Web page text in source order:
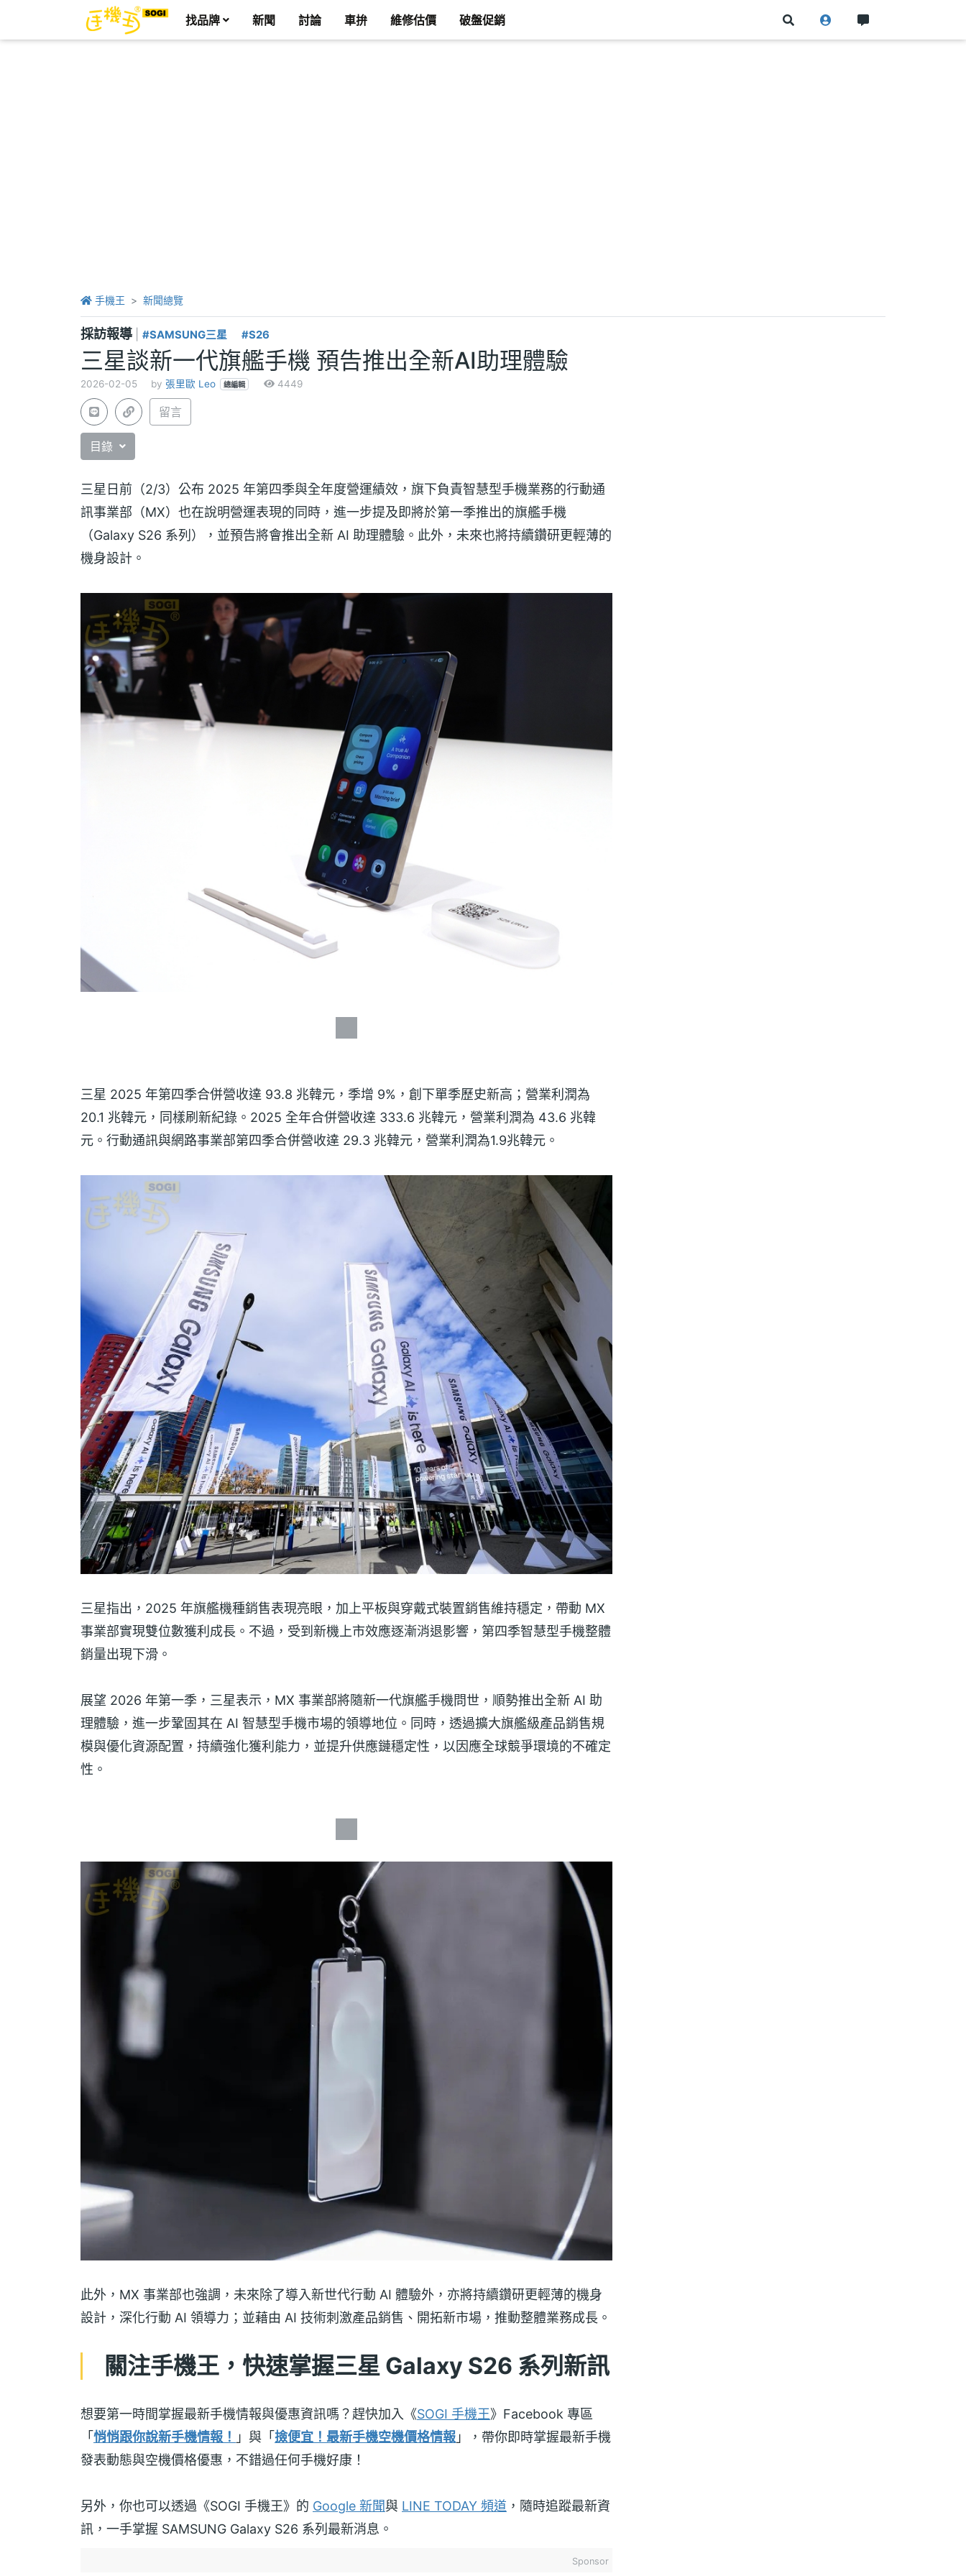
找品牌 新聞 討論 車拚 維修估價 破盤促銷
手機王 新聞總覽
採訪報導 #SAMSUNG三星 #S26
三星談新一代旗艦手機 預告推出全新AI助理體驗
2026-02-05 by 張里歐 Leo 總編輯 4449
留言
目錄
三星日前（2/3）公布 2025 年第四季與全年度營運績效，旗下負責智慧型手機業務的行動通
訊事業部（MX）也在說明營運表現的同時，進一步提及即將於第一季推出的旗艦手機
（Galaxy S26 系列），並預告將會推出全新 AI 助理體驗。此外，未來也將持續鑽研更輕薄的
機身設計。
三星 2025 年第四季合併營收達 93.8 兆韓元，季增 9%，創下單季歷史新高；營業利潤為
20.1 兆韓元，同樣刷新紀錄。2025 全年合併營收達 333.6 兆韓元，營業利潤為 43.6 兆韓
元。行動通訊與網路事業部第四季合併營收達 29.3 兆韓元，營業利潤為1.9兆韓元。
三星指出，2025 年旗艦機種銷售表現亮眼，加上平板與穿戴式裝置銷售維持穩定，帶動 MX
事業部實現雙位數獲利成長。不過，受到新機上市效應逐漸消退影響，第四季智慧型手機整體
銷量出現下滑。
展望 2026 年第一季，三星表示，MX 事業部將隨新一代旗艦手機問世，順勢推出全新 AI 助
理體驗，進一步鞏固其在 AI 智慧型手機市場的領導地位。同時，透過擴大旗艦級產品銷售規
模與優化資源配置，持續強化獲利能力，並提升供應鏈穩定性，以因應全球競爭環境的不確定
性。
此外，MX 事業部也強調，未來除了導入新世代行動 AI 體驗外，亦將持續鑽研更輕薄的機身
設計，深化行動 AI 領導力；並藉由 AI 技術刺激產品銷售、開拓新市場，推動整體業務成長。
關注手機王，快速掌握三星 Galaxy S26 系列新訊
想要第一時間掌握最新手機情報與優惠資訊嗎？趕快加入《SOGI 手機王》Facebook 專區
「悄悄跟你說新手機情報！ 」與「撿便宜！最新手機空機價格情報 」，帶你即時掌握最新手機
發表動態與空機價格優惠，不錯過任何手機好康！
另外，你也可以透過《SOGI 手機王》的 Google 新聞與 LINE TODAY 頻道 ，隨時追蹤最新資
訊，一手掌握 SAMSUNG Galaxy S26 系列最新消息。
Sponsor